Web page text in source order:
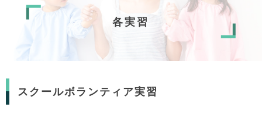
各実習
スクールボランティア実習